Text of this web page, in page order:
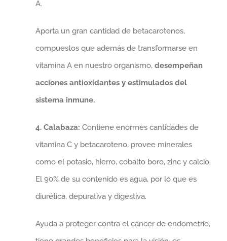
A.
Aporta un gran cantidad de betacarotenos,
compuestos que además de transformarse en
vitamina A en nuestro organismo, desempeñan
acciones antioxidantes y estimulados del
sistema inmune.
4. Calabaza: Contiene enormes cantidades de
vitamina C y betacaroteno, provee minerales
como el potasio, hierro, cobalto boro, zinc y calcio.
El 90% de su contenido es agua, por lo que es
diurética, depurativa y digestiva.
Ayuda a proteger contra el cáncer de endometrio,